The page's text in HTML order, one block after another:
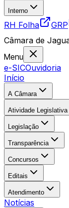
Interno
RH Folha GRP
Câmara de
Menu
e-SICOuvidoria
Início
A Câmara
Atividade Legislativa
Legislação
Transparência
Concursos
Editais
Atendimento
Notícias